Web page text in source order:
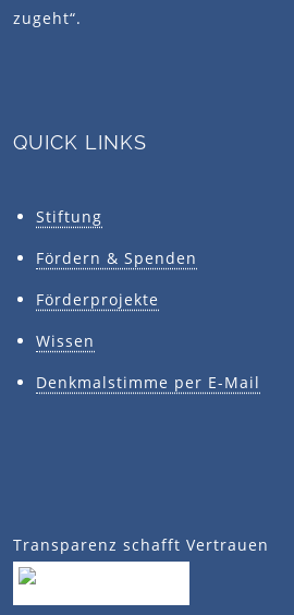
zugeht“.
QUICK LINKS
Stiftung
Fördern & Spenden
Förderprojekte
Wissen
Denkmalstimme per E-Mail
Transparenz schafft Vertrauen